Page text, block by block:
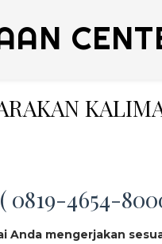
0819-4654-
Anda mengerjakan